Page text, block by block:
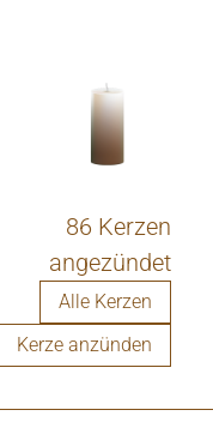
86 Kerzen
angezündet
Alle Kerzen
Kerze anzünden